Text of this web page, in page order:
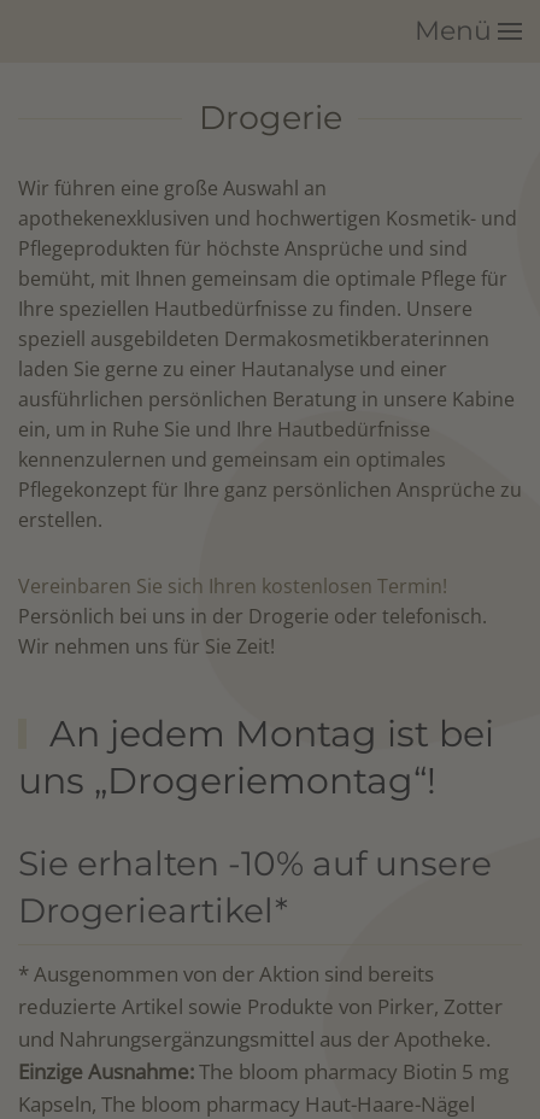
Menü
Drogerie
Wir führen eine große Auswahl an
apothekenexklusiven und hochwertigen Kosmetik- und
Pflegeprodukten für höchste Ansprüche und sind
bemüht, mit Ihnen gemeinsam die optimale Pflege für
Ihre speziellen Hautbedürfnisse zu finden. Unsere
speziell ausgebildeten Dermakosmetikberaterinnen
laden Sie gerne zu einer Hautanalyse und einer
ausführlichen persönlichen Beratung in unsere Kabine
ein, um in Ruhe Sie und Ihre Hautbedürfnisse
kennenzulernen und gemeinsam ein optimales
Pflegekonzept für Ihre ganz persönlichen Ansprüche zu
erstellen.
Vereinbaren Sie sich Ihren kostenlosen Termin!
Persönlich bei uns in der Drogerie oder telefonisch.
Wir nehmen uns für Sie Zeit!
An jedem Montag ist bei
uns „Drogeriemontag“!
Sie erhalten -10% auf unsere
Drogerieartikel*
* Ausgenommen von der Aktion sind bereits
reduzierte Artikel sowie Produkte von Pirker, Zotter
und Nahrungsergänzungsmittel aus der Apotheke.
Einzige Ausnahme:The bloom pharmacy Biotin 5 mg
Kapseln, The bloom pharmacy Haut-Haare-Nägel